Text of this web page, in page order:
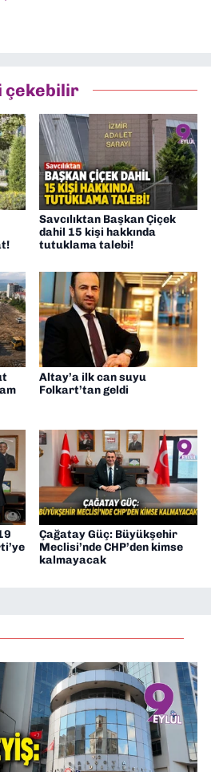
editör, müdür yardımcısı ve spor
görev yaptım. Ayrıca Yeni
editörlük yapıyorum
çekebilir
Savcılıktan Başkan Çiçek
dahil 15 kişi hakkında
tutuklama talebi!
Altay’a ilk can suyu
Folkart’tan geldi
Çağatay Güç: Büyükşehir
Meclisi’nde CHP’den kimse
kalmayacak